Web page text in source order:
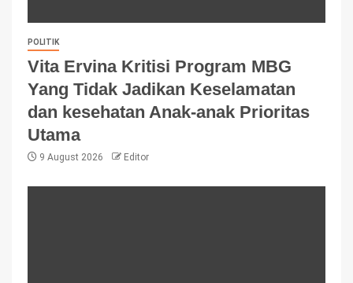
POLITIK
Vita Ervina Kritisi Program MBG
Yang Tidak Jadikan Keselamatan
dan kesehatan Anak-anak Prioritas
Utama
9 August 2026 Editor